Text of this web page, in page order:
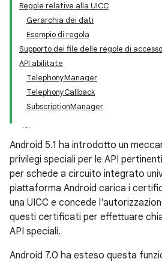
Regole relative alla UICC
Gerarchia dei dati
Esempio di regola
Supporto dei file delle regole di accesso
API abilitate
TelephonyManager
TelephonyCallback
SubscriptionManager
Android 5.1 ha introdotto un
privilegi speciali per le API
per schede a circuito integrato
piattaforma Android carica i
una UICC e concede
questi certificati per effettuare
API speciali.
Android 7.0 ha esteso questa